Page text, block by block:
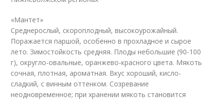
«Мантет»
Среднерослый, скороплодный, высокоурожайный.
Поражается паршой, особенно в прохладное и сырое
лето. Зимостойкость средняя. Плоды небольшие (90-100
г), округло-овальные, оранжево-красного цвета. Мякоть
сочная, плотная, ароматная. Вкус хороший, кисло-
сладкий, с винным оттенком. Созревание
неодновременное; при хранении мякоть становится